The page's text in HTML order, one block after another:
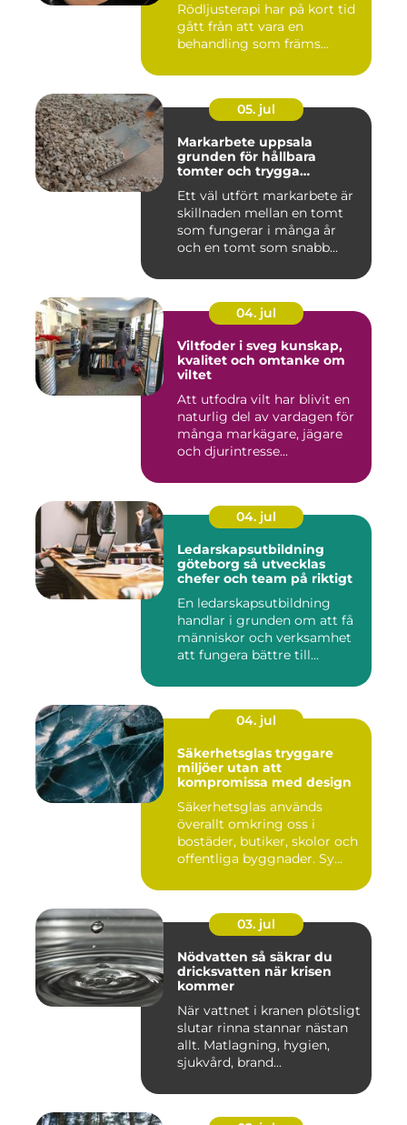
Rödljusterapi har på kort tid
gått från att vara en
behandling som främs...
05. jul
Markarbete uppsala
grunden för hållbara
tomter och trygga
Ett väl utfört markarbete är
skillnaden mellan en tomt
som fungerar i många år
och en tomt som snabb...
04. jul
Viltfoder i sveg kunskap,
kvalitet och omtanke om
viltet
Att utfodra vilt har blivit en
naturlig del av vardagen för
många markägare, jägare
och djurintresse...
04. jul
Ledarskapsutbildning
göteborg så utvecklas
chefer och team på riktigt
En ledarskapsutbildning
handlar i grunden om att få
människor och verksamhet
att fungera bättre till...
04. jul
Säkerhetsglas tryggare
miljöer utan att
kompromissa med design
Säkerhetsglas används
överallt omkring oss i
bostäder, butiker, skolor och
offentliga byggnader. Sy...
03. jul
Nödvatten så säkrar du
dricksvatten när krisen
kommer
När vattnet i kranen plötsligt
slutar rinna stannar nästan
allt. Matlagning, hygien,
sjukvård, brand...